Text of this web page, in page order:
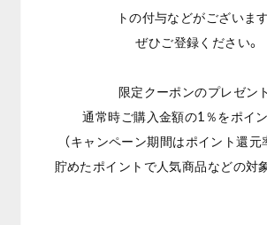
トの付与などがございます
ぜひご登録ください。
限定クーポンのプレゼント
通常時ご購入金額の1％をポイン
（キャンペーン期間はポイント還元
貯めたポイントで人気商品などの対